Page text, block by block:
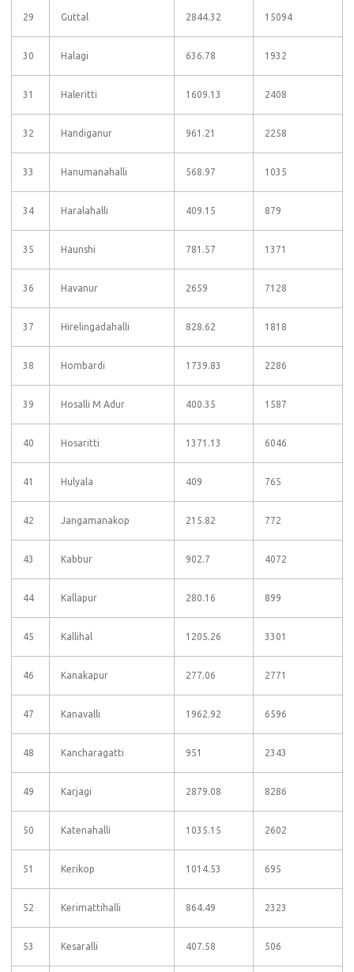
29 Guttal 2844.32 15094
30 Halagi 636.78 1932
31 Haleritti 1609.13 2408
32 Handiganur 961.21 2258
33 Hanumanahalli 568.97 1035
34 Haralahalli 409.15 879
35 Haunshi 781.57 1371
36 Havanur 2659 7128
37 Hirelingadahalli 828.62 1818
38 Hombardi 1739.83 2286
39 Hosalli M Adur 400.35 1587
40 Hosaritti 1371.13 6046
41 Hulyala 409 765
42 Jangamanakop 215.82 772
43 Kabbur 902.7 4072
44 Kallapur 280.16 899
45 Kallihal 1205.26 3301
46 Kanakapur 277.06 2771
47 Kanavalli 1962.92 6596
48 Kancharagatti 951 2343
49 Karjagi 2879.08 8286
50 Katenahalli 1035.15 2602
51 Kerikop 1014.53 695
52 Kerimattihalli 864.49 2323
53 Kesaralli 407.58 506